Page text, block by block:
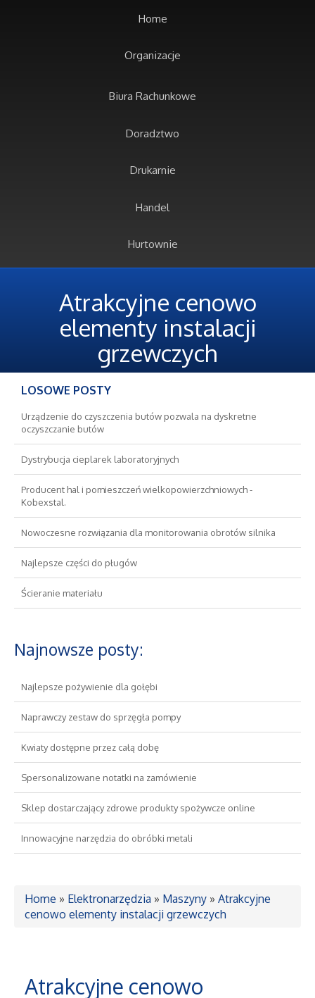
Home
Organizacje
Biura Rachunkowe
Doradztwo
Drukarnie
Handel
Hurtownie
Oferty Pracy
Ubezpieczenia
Banki, Przelewy, Waluty, Kantory
Wykończenia
Remonty, Elektryk, Hydraulik
Nieruchomości, Działki
Wykształcenie
Placówki Edukacyjne
Kursy Językowe
Konferencje, Sale Szkoleniowe
Atrakcyjne cenowo
elementy instalacji
grzewczych
LOSOWE POSTY
Urządzenie do czyszczenia butów pozwala na dyskretne
oczyszczanie butów
Dystrybucja cieplarek laboratoryjnych
Producent hal i pomieszczeń wielkopowierzchniowych -
Kobexstal.
Nowoczesne rozwiązania dla monitorowania obrotów silnika
Najlepsze części do pługów
Ścieranie materiału
Najnowsze posty:
Najlepsze pożywienie dla gołębi
Naprawczy zestaw do sprzęgła pompy
Kwiaty dostępne przez całą dobę
Spersonalizowane notatki na zamówienie
Sklep dostarczający zdrowe produkty spożywcze online
Innowacyjne narzędzia do obróbki metali
Home » Elektronarzędzia » Maszyny » Atrakcyjne
cenowo elementy instalacji grzewczych
Atrakcyjne cenowo